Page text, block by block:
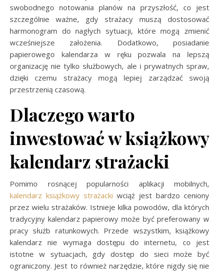
swobodnego notowania planów na przyszłość, co jest
szczególnie ważne, gdy strażacy muszą dostosować
harmonogram do nagłych sytuacji, które mogą zmienić
wcześniejsze założenia. Dodatkowo, posiadanie
papierowego kalendarza w ręku pozwala na lepszą
organizację nie tylko służbowych, ale i prywatnych spraw,
dzięki czemu strażacy mogą lepiej zarządzać swoją
przestrzenią czasową.
Dlaczego warto
inwestować w książkowy
kalendarz strażacki
Pomimo rosnącej popularności aplikacji mobilnych,
kalendarz książkowy strażacki wciąż jest bardzo ceniony
przez wielu strażaków. Istnieje kilka powodów, dla których
tradycyjny kalendarz papierowy może być preferowany w
pracy służb ratunkowych. Przede wszystkim, książkowy
kalendarz nie wymaga dostępu do internetu, co jest
istotne w sytuacjach, gdy dostęp do sieci może być
ograniczony. Jest to również narzędzie, które nigdy się nie